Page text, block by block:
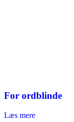
For ordblinde
Læs mere